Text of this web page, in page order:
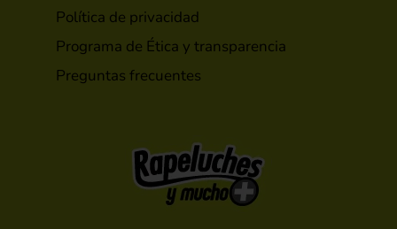
Política de privacidad
Programa de Ética y transparencia
Preguntas frecuentes